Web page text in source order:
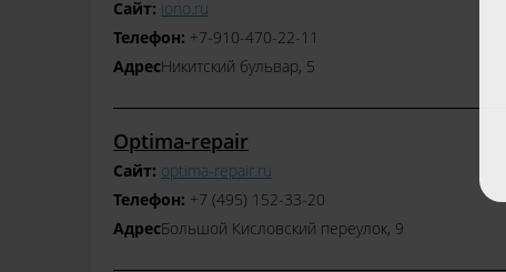
Сайт: iono.ru
Телефон: +7‒910‒470‒22‒11
Адрес​Никитский бульвар, 5
Optima-repair
Сайт: optima-repair.ru
Телефон: +7 (495) 152‒33‒20
Адрес​Большой Кисловский переулок, 9